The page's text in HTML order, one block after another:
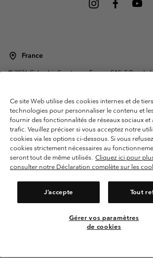
France
©2026Columbia Sportswear Europe SAS. 5 Rue de
Garanties Légales
Politique de confidentialité
Conditions d'utilisation - Membres
Conditions D'utilisation - Contenu généré par
Cookies
Public CBCR
Ce site Web utilise des cookies internes et de
technologies pour personnaliser le contenu et
fournir des fonctionnalités de réseaux sociaux et
trafic. Veuillez préciser si vous acceptez notre
cookies via les options ci-dessous. Si vous
cookies strictement nécessaires au
seront tout de même utilisés. Cliquez ici pour
consulter notre Déclaration complète sur les
J’accepte Tout
Gérer vos paramètres
de cookies
Veuillez sélectionner votre pays
votre langue
Achats en ligne
United States
France
Voir Tous Les Pays